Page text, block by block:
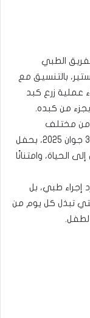
الطبي
بالتنسيق مع
عملية زرع كبد
من مختلف
الاختصاصات، تمت بنجاح، وتُوّجت اليوم الثلاثاء 3 جوان 2025، بحفل
الحياة، وامتنانًا
إجراء طبي، بل
تبذل كل يوم من
لطفل.